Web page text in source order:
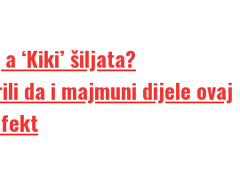
a ‘Kiki’ šiljata?
da i majmuni dijele ovaj